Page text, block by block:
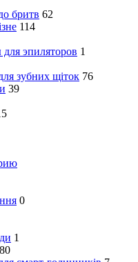
бритв 62
114
эпиляторов 1
зубних щіток 76
39
0
1
80